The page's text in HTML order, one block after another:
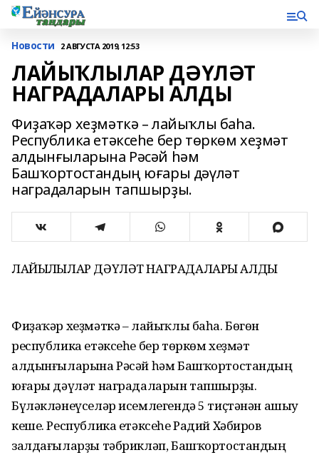
Новости 2 АВГУСТА 2019, 12:53
ЛАЙЫҠЛЫЛАР ДӘҮЛӘТ
НАГРАДАЛАРЫ АЛДЫ
Фиҙаҡәр хеҙмәткә – лайыҡлы баһа.
Республика етәксеһе бер төркөм хеҙмәт
алдынғыларына Рәсәй һәм
Башҡортостандың юғары дәүләт
наградаларын тапшырҙы.
ЛАЙЫҠЛЫЛАР ДӘҮЛӘТ НАГРАДАЛАРЫ АЛДЫ
Фиҙаҡәр хеҙмәткә – лайыҡлы баһа. Бөгөн
республика етәксеһе бер төркөм хеҙмәт
алдынғыларына Рәсәй һәм Башҡортостандың
юғары дәүләт наградаларын тапшырҙы.
Бүләкләнеүселәр исемлегендә 5 тиҫтәнән ашыу
кеше. Республика етәксеһе Радий Хәбиров
залдағыларҙы тәбрикләп, Башҡортостандың